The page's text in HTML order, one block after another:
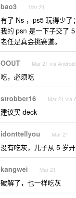
bao3 Mar 21
有了 Ns ，ps5 玩得少了
我的 psn 是一下子交了
老任是真会挑赛道。
OOUT Mar 21 via Android
吃，必须吃
strobber16 Mar 21 via
建议买 deck
idonttellyou Mar 21
没有吃灰，儿子从 5 岁
kangwei Mar 21
破解了，也一样吃灰